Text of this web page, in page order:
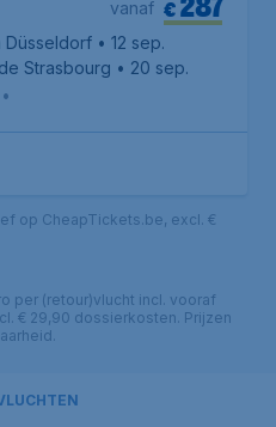
€
vanaf
Düsseldorf • 12 sep.
Strasbourg • 20 sep.
•
op CheapTickets.be, excl. €
per (retour)vlucht incl. vooraf
€ 29,90 dossierkosten. Prijzen